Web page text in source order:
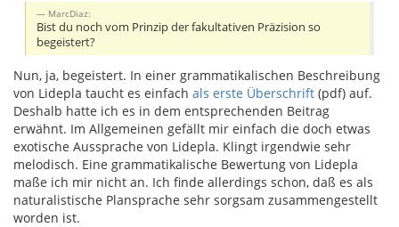
MarcDiaz:
Bist du noch vom Prinzip der fakultativen Präzision so
begeistert?
Nun, ja, begeistert. In einer grammatikalischen Beschreibung
von Lidepla taucht es einfach als erste Überschrift (pdf) auf.
Deshalb hatte ich es in dem entsprechenden Beitrag
erwähnt. Im Allgemeinen gefällt mir einfach die doch etwas
exotische Aussprache von Lidepla. Klingt irgendwie sehr
melodisch. Eine grammatikalische Bewertung von Lidepla
maße ich mir nicht an. Ich finde allerdings schon, daß es als
naturalistische Plansprache sehr sorgsam zusammengestellt
worden ist.